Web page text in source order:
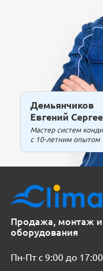
Демьянчиков
Евгений
Мастер систем
с 10-летним опытом
Продажа, монтаж и
оборудования
Пн-Пт с 9:00 до 17:00